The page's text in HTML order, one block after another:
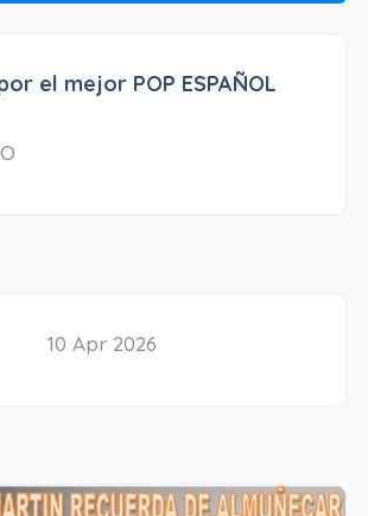
el mejor POP ESPAÑOL
10 Apr 2026